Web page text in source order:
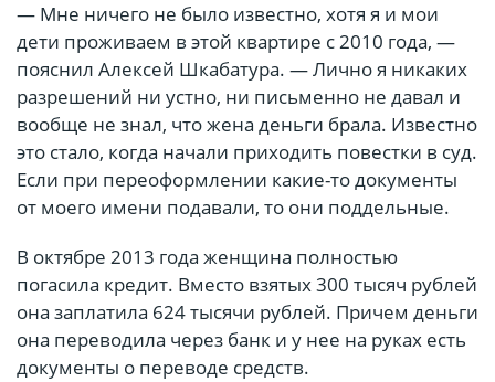
— Мне ничего не было известно, хотя я и мои
дети проживаем в этой квартире с 2010 года, —
пояснил Алексей Шкабатура. — Лично я никаких
разрешений ни устно, ни письменно не давал и
вообще не знал, что жена деньги брала. Известно
это стало, когда начали приходить повестки в суд.
Если при переоформлении какие-то документы
от моего имени подавали, то они поддельные.
В октябре 2013 года женщина полностью
погасила кредит. Вместо взятых 300 тысяч рублей
она заплатила 624 тысячи рублей. Причем деньги
она переводила через банк и у нее на руках есть
документы о переводе средств.